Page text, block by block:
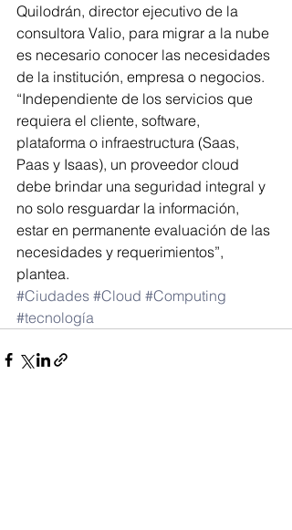
Quilodrán, director ejecutivo de la
consultora Valio, para migrar a la nube
es necesario conocer las necesidades
de la institución, empresa o negocios.
“Independiente de los servicios que
requiera el cliente, software,
plataforma o infraestructura (Saas,
Paas y Isaas), un proveedor cloud
debe brindar una seguridad integral y
no solo resguardar la información,
estar en permanente evaluación de las
necesidades y requerimientos”,
plantea.
#Ciudades #Cloud #Computing
#tecnología